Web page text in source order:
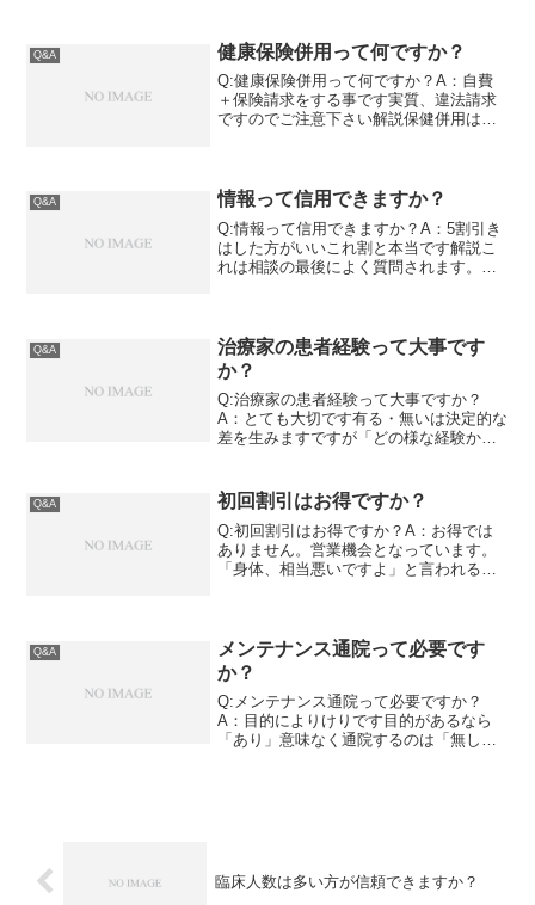
に通院して腰痛や肩こりが「保険適用」
になっている訳ですか...
Q&A 健康保険併用って何ですか？
Q:健康保険併用って何ですか？A：自費
＋保険請求をする事です実質、違法請求
ですのでご注意下さい解説保健併用は患
いる患者様は殆どいません...
Q&A 情報って信用できますか？
Q:情報って信用できますか？A：5割引き
はした方がいいこれ割と本当です解説こ
れは相談の最後によく質問されます。結
す。情報は発信側よりも...
Q&A
治療家の患者経験って大事です
か？
Q:治療家の患者経験って大事ですか？
A：とても大切です有る・無いは決定的な
差を生みますですが「どの様な経験か」
験を経て自らも治療家となった先生の場
合、来院される患者様を...
Q&A 初回割引はお得ですか？
Q:初回割引はお得ですか？A：お得では
ありません。営業機会となっています。
「身体、相当悪いですよ」と言われる前
け増えてきたのだと思い...
Q&A
メンテナンス通院って必要です
か？
Q:メンテナンス通院って必要ですか？
A：目的によりけりです目的があるなら
「あり」意味なく通院するのは「無し」
臨床人数は多い方が信頼できますか？